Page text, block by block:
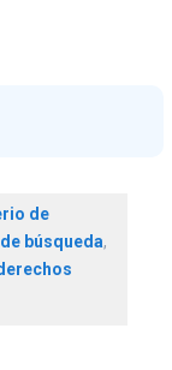
de
búsqueda,